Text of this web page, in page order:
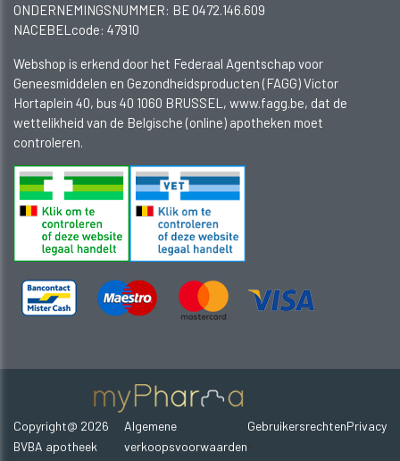
ONDERNEMINGSNUMMER: BE 0472.146.609
NACEBELcode: 47910
Webshop is erkend door het Federaal Agentschap voor
Geneesmiddelen en Gezondheidsproducten (FAGG) Victor
Hortaplein 40, bus 40 1060 BRUSSEL, www.fagg.be, dat de
wettelikheid van de Belgische (online) apotheken moet
controleren.
Copyright@ 2026
BVBA apotheek
Algemene
verkoopsvoorwaarden
GebruikersrechtenPrivacy